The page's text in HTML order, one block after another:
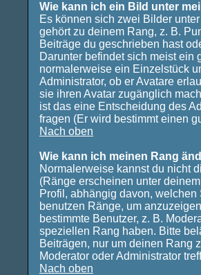
Wie kann ich ein Bild unter
Es können sich zwei Bilder
gehört zu deinem Rang, z. B.
Beiträge du geschrieben hast
Darunter befindet sich meist ein
normalerweise ein Einzelstück
Administrator, ob er Avatare
sie ihren Avatar zugänglich
ist das eine Entscheidung des
fragen (Er wird bestimmt einen
Nach oben
Wie kann ich meinen Rang
Normalerweise kannst du nicht
(Ränge erscheinen unter
Profil, abhängig davon,
benutzen Ränge, um
bestimmte Benutzer, z. B.
speziellen Rang haben. Bitte
Beiträgen, nur um deinen Rang
Moderator oder Administrator
Nach oben